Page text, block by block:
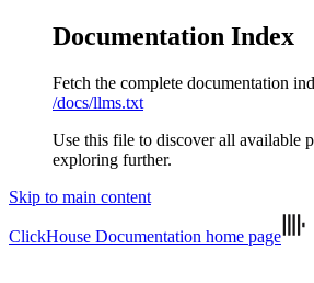
Documentation Index
Fetch the complete documentation
/docs/llms.txt
Use this file to discover all available
exploring further.
Skip to main content
ClickHouse Documentation home page